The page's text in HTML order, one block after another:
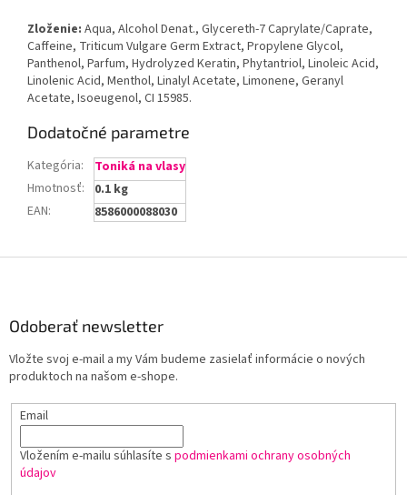
Zloženie: Aqua, Alcohol Denat., Glycereth-7 Caprylate/Caprate,
Caffeine, Triticum Vulgare Germ Extract, Propylene Glycol,
Panthenol, Parfum, Hydrolyzed Keratin, Phytantriol, Linoleic Acid,
Linolenic Acid, Menthol, Linalyl Acetate, Limonene, Geranyl
Acetate, Isoeugenol, CI 15985.
Dodatočné parametre
Kategória:
Toniká na vlasy
Hmotnosť:
0.1 kg
EAN: 8586000088030
Odoberať newsletter
Vložte svoj e-mail a my Vám budeme zasielať informácie o nových
produktoch na našom e-shope.
Email
Vložením e-mailu súhlasíte s podmienkami ochrany osobných
údajov